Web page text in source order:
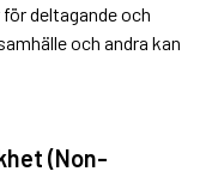
deltagande och
och andra kan
(Non-